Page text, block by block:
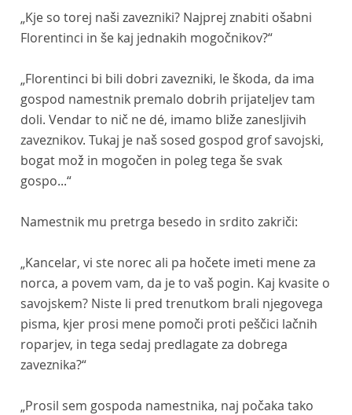
„Kje so torej naši zavezniki? Najprej znabiti ošabni
Florentinci in še kaj jednakih mogočnikov?“
„Florentinci bi bili dobri zavezniki, le škoda, da ima
gospod namestnik premalo dobrih prijateljev tam
doli. Vendar to nič ne dé, imamo bliže zanesljivih
zaveznikov. Tukaj je naš sosed gospod grof savojski,
bogat mož in mogočen in poleg tega še svak
gospo...“
Namestnik mu pretrga besedo in srdito zakriči:
„Kancelar, vi ste norec ali pa hočete imeti mene za
norca, a povem vam, da je to vaš pogin. Kaj kvasite o
savojskem? Niste li pred trenutkom brali njegovega
pisma, kjer prosi mene pomoči proti peščici lačnih
roparjev, in tega sedaj predlagate za dobrega
zaveznika?“
„Prosil sem gospoda namestnika, naj počaka tako